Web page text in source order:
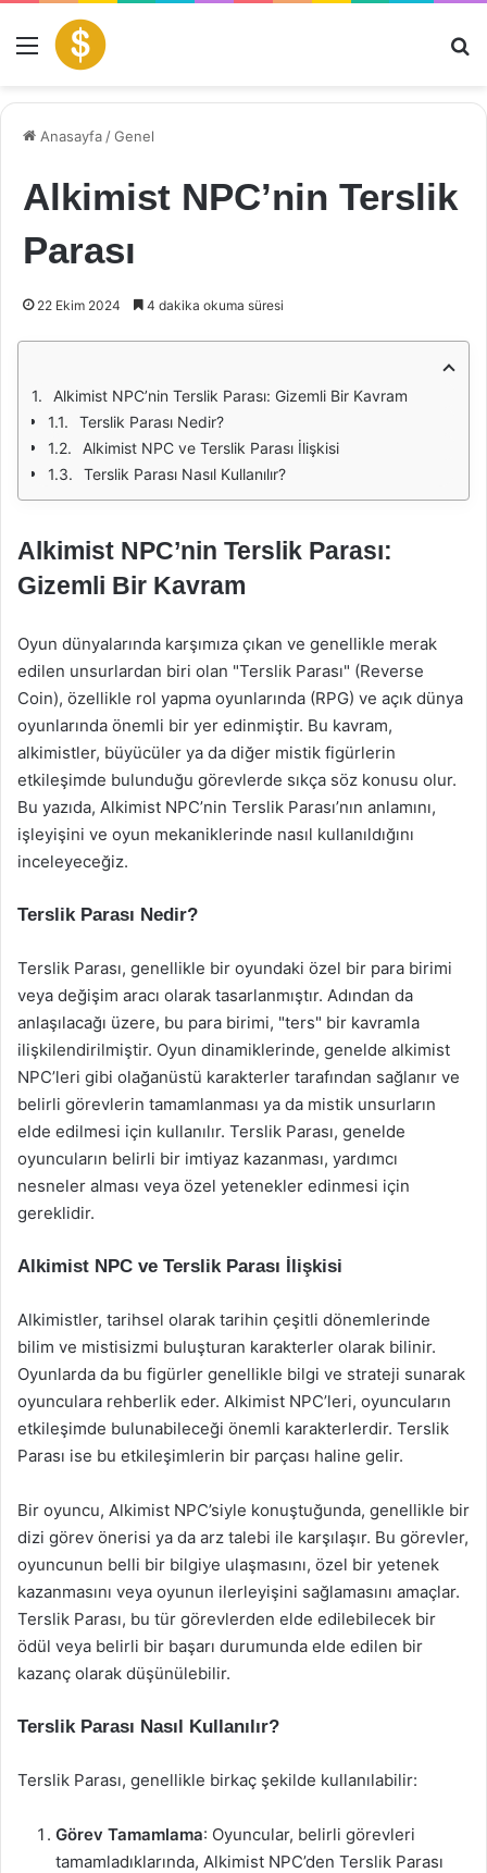
Menü
Anasayfa /Genel
Alkimist NPC’nin Terslik
Parası
22 Ekim 2024 4 dakika okuma süresi
Alkimist NPC’nin Terslik Parası: Gizemli Bir Kavram
Terslik Parası Nedir?
Alkimist NPC ve Terslik Parası İlişkisi
Terslik Parası Nasıl Kullanılır?
Alkimist NPC’nin Terslik Parası:
Gizemli Bir Kavram
Oyun dünyalarında karşımıza çıkan ve genellikle merak
edilen unsurlardan biri olan "Terslik Parası" (Reverse
Coin), özellikle rol yapma oyunlarında (RPG) ve açık dünya
oyunlarında önemli bir yer edinmiştir. Bu kavram,
alkimistler, büyücüler ya da diğer mistik figürlerin
etkileşimde bulunduğu görevlerde sıkça söz konusu olur.
Bu yazıda, Alkimist NPC’nin Terslik Parası’nın anlamını,
işleyişini ve oyun mekaniklerinde nasıl kullanıldığını
inceleyeceğiz.
Terslik Parası Nedir?
Terslik Parası, genellikle bir oyundaki özel bir para birimi
veya değişim aracı olarak tasarlanmıştır. Adından da
anlaşılacağı üzere, bu para birimi, "ters" bir kavramla
ilişkilendirilmiştir. Oyun dinamiklerinde, genelde alkimist
NPC’leri gibi olağanüstü karakterler tarafından sağlanır ve
belirli görevlerin tamamlanması ya da mistik unsurların
elde edilmesi için kullanılır. Terslik Parası, genelde
oyuncuların belirli bir imtiyaz kazanması, yardımcı
nesneler alması veya özel yetenekler edinmesi için
gereklidir.
Alkimist NPC ve Terslik Parası İlişkisi
Alkimistler, tarihsel olarak tarihin çeşitli dönemlerinde
bilim ve mistisizmi buluşturan karakterler olarak bilinir.
Oyunlarda da bu figürler genellikle bilgi ve strateji sunarak
oyunculara rehberlik eder. Alkimist NPC’leri, oyuncuların
etkileşimde bulunabileceği önemli karakterlerdir. Terslik
Parası ise bu etkileşimlerin bir parçası haline gelir.
Bir oyuncu, Alkimist NPC’siyle konuştuğunda, genellikle bir
dizi görev önerisi ya da arz talebi ile karşılaşır. Bu görevler,
oyuncunun belli bir bilgiye ulaşmasını, özel bir yetenek
kazanmasını veya oyunun ilerleyişini sağlamasını amaçlar.
Terslik Parası, bu tür görevlerden elde edilebilecek bir
ödül veya belirli bir başarı durumunda elde edilen bir
kazanç olarak düşünülebilir.
Terslik Parası Nasıl Kullanılır?
Terslik Parası, genellikle birkaç şekilde kullanılabilir:
Görev Tamamlama: Oyuncular, belirli görevleri
tamamladıklarında, Alkimist NPC’den Terslik Parası